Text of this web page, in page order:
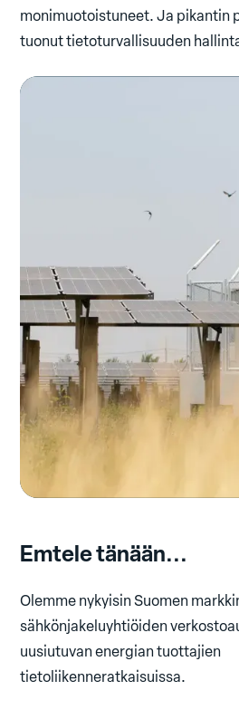
monimuotoistuneet. Ja pikantin
tuonut tietoturvallisuuden
Emtele tänään...
Olemme nykyisin Suomen
sähkönjakeluyhtiöiden
uusiutuvan energian tuottajien
tietoliikenneratkaisuissa.